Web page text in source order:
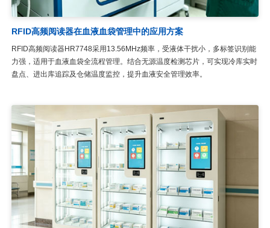
RFID高频阅读器在血液血袋管理中的应用方案
RFID高频阅读器HR7748采用13.56MHz频率，受液体干扰小，多标签识别能
力强，适用于血液血袋全流程管理。结合无源温度检测芯片，可实现冷库实时
盘点、进出库追踪及仓储温度监控，提升血液安全管理效率。